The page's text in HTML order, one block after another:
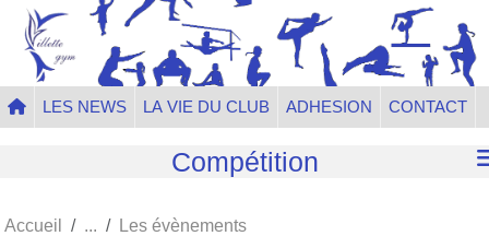
LES NEWS LA VIE DU CLUB ADHESION CONTACT
Compétition
Accueil Les évènements
Panneau de gestion des cookies